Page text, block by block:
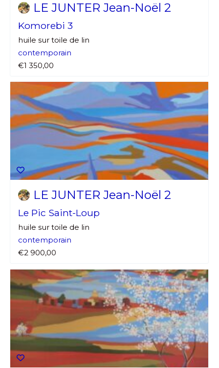
LE JUNTER Jean-Noël 2
Komorebi 3
huile sur toile de lin
contemporain
€1 350,00
LE JUNTER Jean-Noël 2
Le Pic Saint-Loup
huile sur toile de lin
contemporain
€2 900,00